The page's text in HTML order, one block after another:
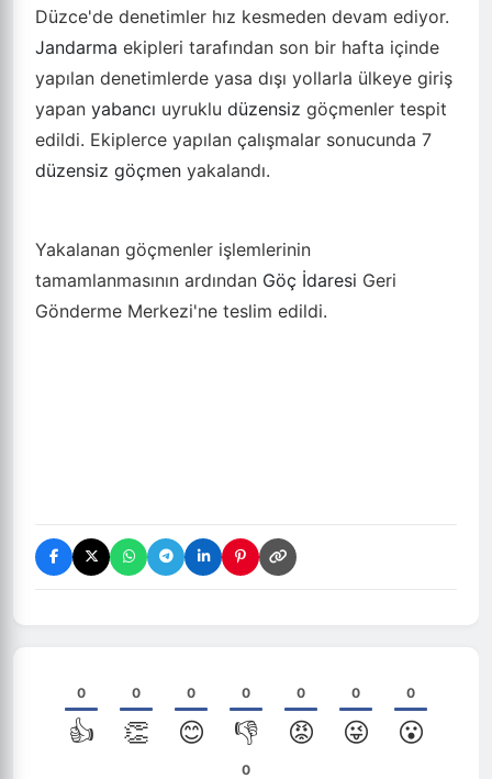
Düzce'de denetimler hız kesmeden devam ediyor.
Jandarma ekipleri tarafından son bir hafta içinde
yapılan denetimlerde yasa dışı yollarla ülkeye giriş
yapan yabancı uyruklu düzensiz göçmenler tespit
edildi. Ekiplerce yapılan çalışmalar sonucunda 7
düzensiz göçmen yakalandı.
Yakalanan göçmenler işlemlerinin
tamamlanmasının ardından Göç İdaresi Geri
Gönderme Merkezi'ne teslim edildi.
0
👍
0
👏
0
😊
0
👎
0
😡
0
😜
0
😮
0